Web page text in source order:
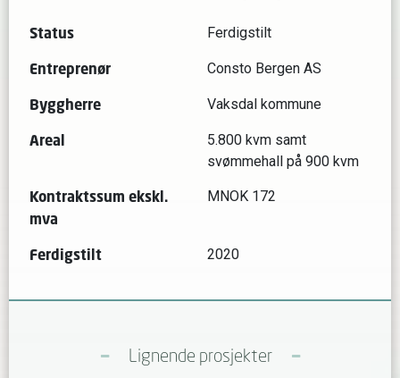
Status Ferdigstilt
Entreprenør Consto Bergen AS
Byggherre Vaksdal kommune
Areal
5.800 kvm samt
svømmehall på 900 kvm
Kontraktssum ekskl.
mva
MNOK 172
Ferdigstilt 2020
Lignende prosjekter